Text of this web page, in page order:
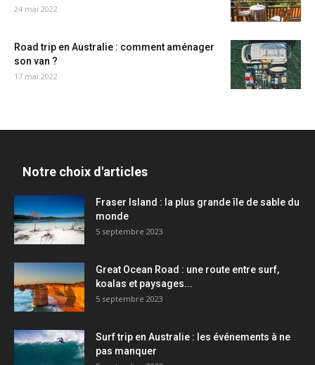
24 mai 2022
Road trip en Australie : comment aménager
son van ?
17 mai 2022
Notre choix d'articles
Fraser Island : la plus grande île de sable du
monde
5 septembre 2023
Great Ocean Road : une route entre surf,
koalas et paysages...
5 septembre 2023
Surf trip en Australie : les événements à ne
pas manquer